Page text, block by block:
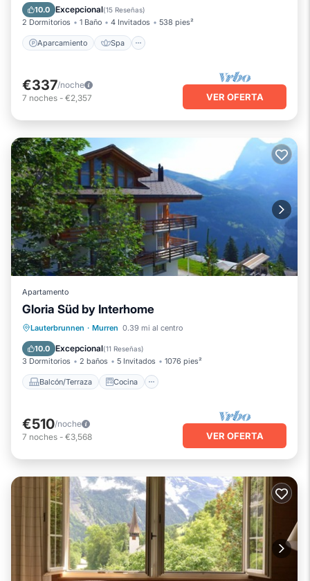
10.0 Excepcional(15 Reseñas)
2 Dormitorios 1 Baño 4 Invitados 538 pies²
Aparcamiento Spa
Cocina
€337/noche
7 noches - €2,357 VER OFERTA
Apartamento
Gloria Süd by Interhome
Lauterbrunnen · Murren 0.39 mi al centro
10.0 Excepcional(11 Reseñas)
3 Dormitorios 2 baños 5 Invitados 1076 pies²
Balcón/Terraza Cocina
Balcón/Terraza Cocina
Apto para niños
€510/noche
7 noches - €3,568 VER OFERTA